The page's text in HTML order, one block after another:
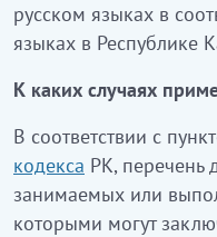
русском языках в
языках в Республике
К каких случаях
В соответствии с
кодекса РК, перечень
занимаемых или
которыми могут